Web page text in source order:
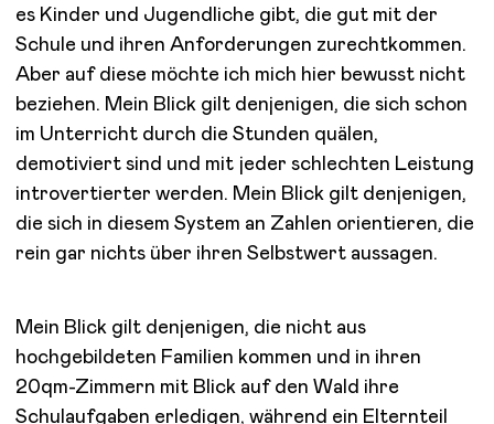
es Kinder und Jugendliche gibt, die gut mit der
Schule und ihren Anforderungen zurechtkommen.
Aber auf diese möchte ich mich hier bewusst nicht
beziehen. Mein Blick gilt denjenigen, die sich schon
im Unterricht durch die Stunden quälen,
demotiviert sind und mit jeder schlechten Leistung
introvertierter werden. Mein Blick gilt denjenigen,
die sich in diesem System an Zahlen orientieren, die
rein gar nichts über ihren Selbstwert aussagen.
Mein Blick gilt denjenigen, die nicht aus
hochgebildeten Familien kommen und in ihren
20qm-Zimmern mit Blick auf den Wald ihre
Schulaufgaben erledigen, während ein Elternteil